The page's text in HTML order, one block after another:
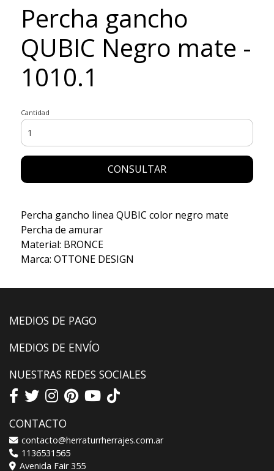
Percha gancho
QUBIC Negro mate -
1010.1
Cantidad
CONSULTAR
Percha gancho linea QUBIC color negro mate
Percha de amurar
Material: BRONCE
Marca: OTTONE DESIGN
MEDIOS DE PAGO
MEDIOS DE ENVÍO
NUESTRAS REDES SOCIALES
CONTACTO
contacto@herraturrherrajes.com.ar
1136531565
Avenida Fair 355